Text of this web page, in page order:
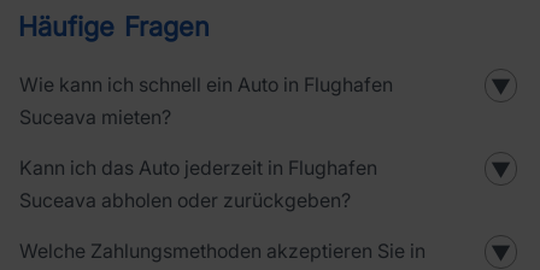
Häufige Fragen
Wie kann ich schnell ein Auto in Flughafen
Suceava mieten?
▼
Kann ich das Auto jederzeit in Flughafen
Suceava abholen oder zurückgeben?
▼
Welche Zahlungsmethoden akzeptieren Sie in
▼